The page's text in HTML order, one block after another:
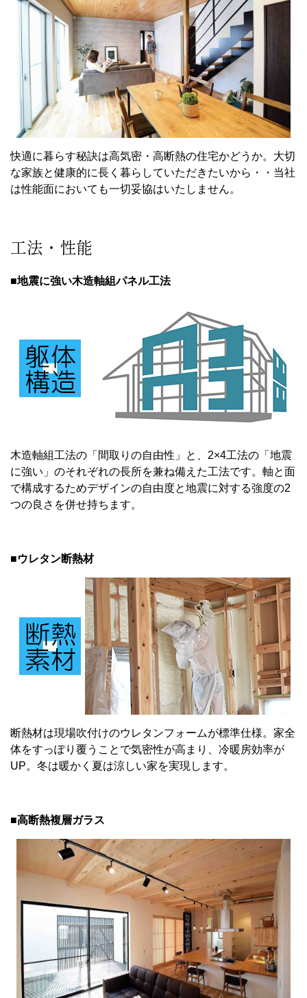
快適に暮らす秘訣は高気密・高断熱の住宅かどうか。大切
な家族と健康的に長く暮らしていただきたいから・・当社
は性能面においても一切妥協はいたしません。
工法・性能
■地震に強い木造軸組パネル工法
木造軸組工法の「間取りの自由性」と、2×4工法の「地震
に強い」のそれぞれの長所を兼ね備えた工法です。軸と面
で構成するためデザインの自由度と地震に対する強度の2
つの良さを併せ持ちます。
■ウレタン断熱材
断熱材は現場吹付けのウレタンフォームが標準仕様。家全
体をすっぽり覆うことで気密性が高まり、冷暖房効率が
UP。冬は暖かく夏は涼しい家を実現します。
■高断熱複層ガラス